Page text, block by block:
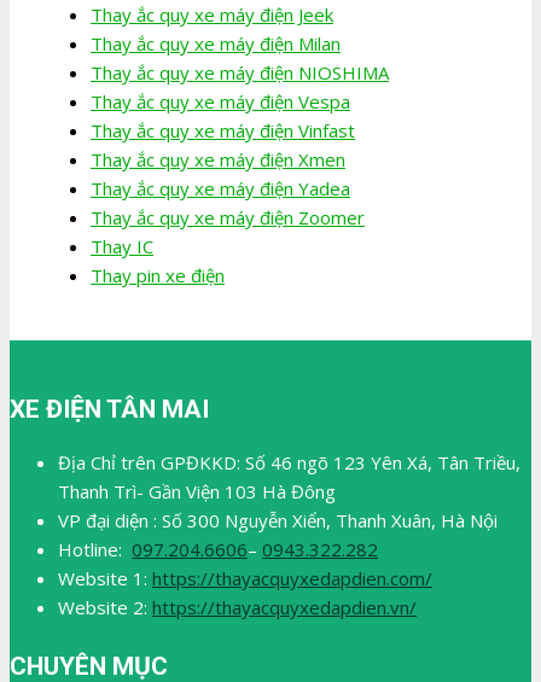
Thay ắc quy xe máy điện Jeek
Thay ắc quy xe máy điện Milan
Thay ắc quy xe máy điện NIOSHIMA
Thay ắc quy xe máy điện Vespa
Thay ắc quy xe máy điện Vinfast
Thay ắc quy xe máy điện Xmen
Thay ắc quy xe máy điện Yadea
Thay ắc quy xe máy điện Zoomer
Thay IC
Thay pin xe điện
XE ĐIỆN TÂN MAI
Địa Chỉ trên GPĐKKD: Số 46 ngõ 123 Yên Xá, Tân Triều,
Thanh Trì- Gần Viện 103 Hà Đông
VP đại diện : Số 300 Nguyễn Xiển, Thanh Xuân, Hà Nội
Hotline: 097.204.6606– 0943.322.282
Website 1: https://thayacquyxedapdien.com/
Website 2: https://thayacquyxedapdien.vn/
CHUYÊN MỤC